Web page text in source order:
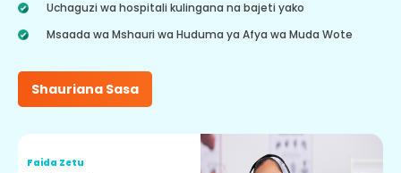
Uchaguzi wa hospitali kulingana na bajeti yako
Msaada wa Mshauri wa Huduma ya Afya wa Muda Wote
Shauriana Sasa
Faida Zetu